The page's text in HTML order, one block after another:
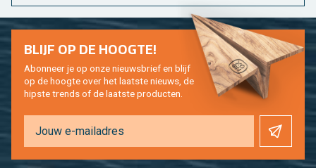
BLIJF OP DE HOOG­TE!
Abon­neer je op onze nieuws­brief en blijf
op de hoog­te over het laat­ste nieuws, de
hip­s­te trends of de laat­ste pro­duc­ten.